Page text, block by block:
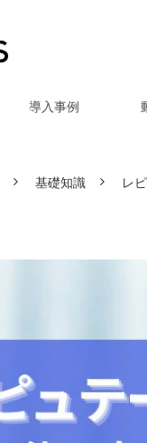
導入事例
基礎知識 レ